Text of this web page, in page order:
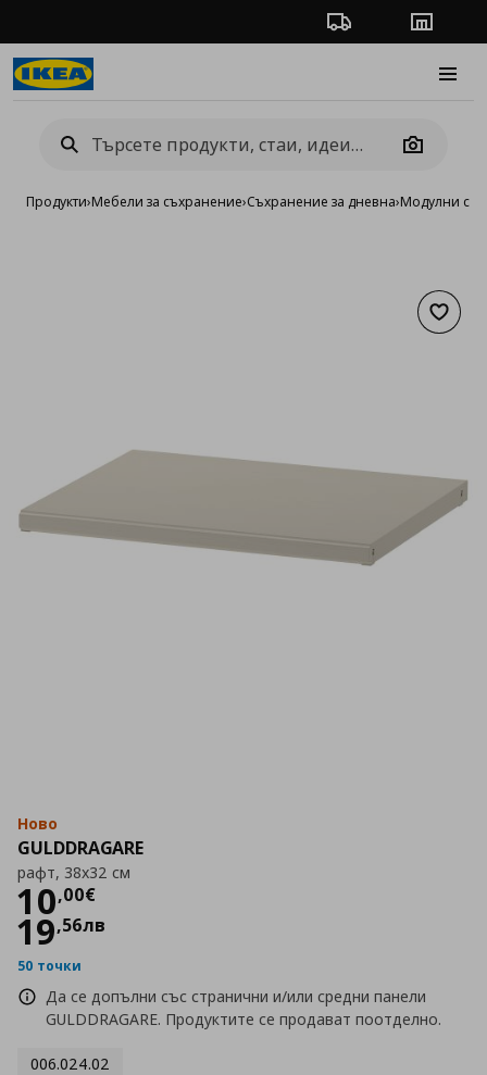
Проследяване на
Camera
Продукти›Мебели за съхранение›Съхранение за дневна›Модулни
Ново
GULDDRAGARE
рафт, 38x32 см
10,00€
Цена
19,56лв
50 точки
Да се допълни със странични и/или средни панели
GULDDRAGARE. Продуктите се продават поотделно.
006.024.02